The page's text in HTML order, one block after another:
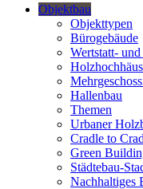
Objektbau
Objekttypen
Bürogebäude
Wertstatt-
Hallenbau
Themen
Urbaner
Cradle to
Green
Städtebau-
Nachhaltiges